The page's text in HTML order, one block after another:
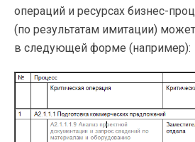
операций и ресурсах бизнес-
(по результатам имитации)
в следующей форме (например):